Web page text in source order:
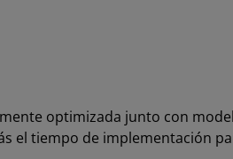
optimizada junto con
el tiempo de implementación